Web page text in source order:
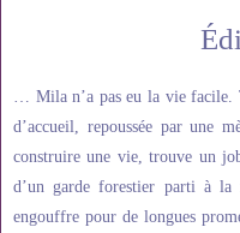
… Mila n’a pas eu la vie facile.
d’accueil, repoussée par une
construire une vie, trouve un
d’un garde forestier parti à
engouffre pour de longues